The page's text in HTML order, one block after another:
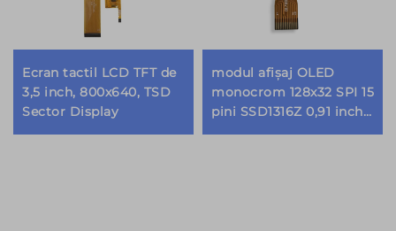
Ecran tactil LCD TFT de
3,5 inch, 800x640, TSD
Sector Display
modul afișaj OLED
monocrom 128x32 SPI 15
pini SSD1316Z 0,91 inch
12832